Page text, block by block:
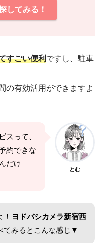
してみる！
すごい便利ですし、駐車
の有効活用ができますよ
スって、
約できな
だけ
とむ
！ ヨドバシカメラ新宿西
てみるとこんな感じ▼